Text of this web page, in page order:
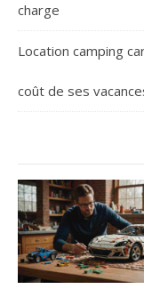
charge
Location camping
coût de ses